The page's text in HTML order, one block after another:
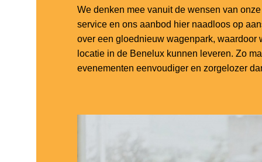
We denken mee vanuit de wensen van
service en ons aanbod hier naadloos op
over een gloednieuw wagenpark, waardoor
locatie in de Benelux kunnen leveren. Zo
evenementen eenvoudiger en zorgelozer